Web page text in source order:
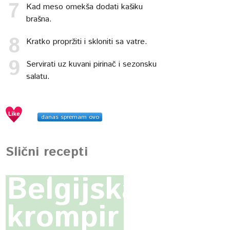
Kad meso omekša dodati kašiku
brašna.
Kratko propržiti i skloniti sa vatre.
Servirati uz kuvani pirinač i sezonsku
salatu.
danas spremam ovo
Slični recepti
Belgijska
krompir